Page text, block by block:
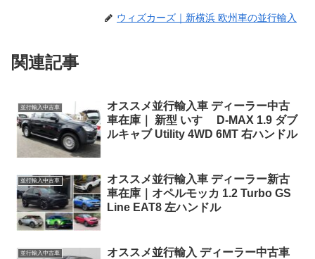
ウィズカーズ｜新横浜 欧州車の並行輸入
関連記事
並行輸入中古車
オススメ並行輸入車 ディーラー中古
車在庫｜ 新型 いすゞ D-MAX 1.9 ダブ
ルキャブ Utility 4WD 6MT 右ハンドル
並行輸入中古車
オススメ並行輸入車 ディーラー新古
車在庫｜オペルモッカ 1.2 Turbo GS
Line EAT8 左ハンドル
並行輸入中古車
オススメ並行輸入 ディーラー中古車